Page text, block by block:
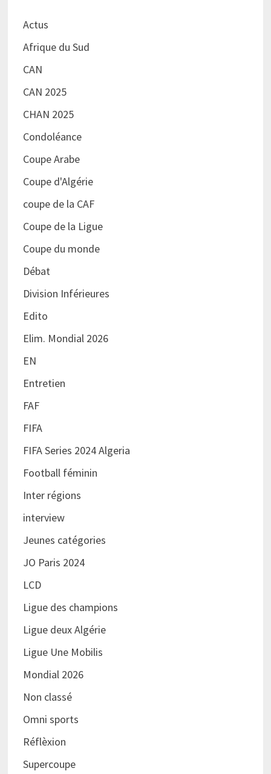
Actus
Afrique du Sud
CAN
CAN 2025
CHAN 2025
Condoléance
Coupe Arabe
Coupe d'Algérie
coupe de la CAF
Coupe de la Ligue
Coupe du monde
Débat
Division Inférieures
Edito
Elim. Mondial 2026
EN
Entretien
FAF
FIFA
FIFA Series 2024 Algeria
Football féminin
Inter régions
interview
Jeunes catégories
JO Paris 2024
LCD
Ligue des champions
Ligue deux Algérie
Ligue Une Mobilis
Mondial 2026
Non classé
Omni sports
Réflèxion
Supercoupe